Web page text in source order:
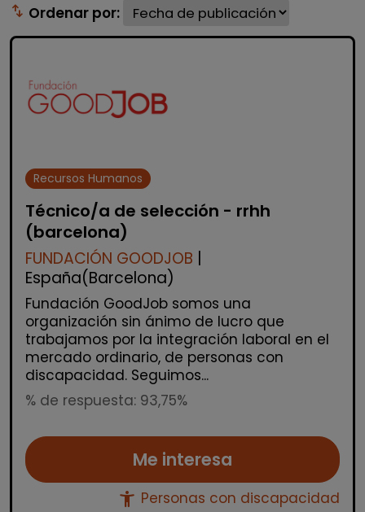
swap_vert Ordenar por:
Recursos Humanos
Técnico/a de selección - rrhh
(barcelona)
FUNDACIÓN GOODJOB
España(Barcelona)
Fundación GoodJob somos una
organización sin ánimo de lucro que
trabajamos por la integración laboral en el
mercado ordinario, de personas con
discapacidad. Seguimos...
% de respuesta: 93,75%
Me interesa
accessibility_new Personas con discapacidad